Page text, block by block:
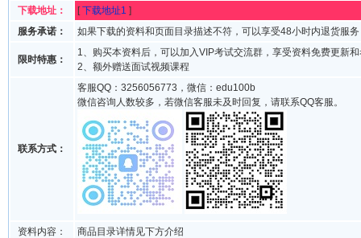
下载地址：
[下载地址1 ]
服务承诺：
如果下载的资料和页面目录描述不符，可以享受48小时内退货服务
限时特惠：
1、购买本资料后，可以加入VIP考试交流群，享受资料免费更新
2、额外赠送面试视频课程
联系方式：
客服QQ：3256056773，微信：edu100b
微信咨询人数较多，若微信客服未及时回复，请联系QQ客服。
资料内容：
商品目录详情见下方介绍